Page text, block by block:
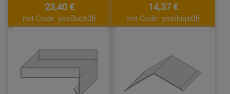
23,40 €
mit Code: yos0uq60fr
14,37 €
mit Code: yos0uq60fr